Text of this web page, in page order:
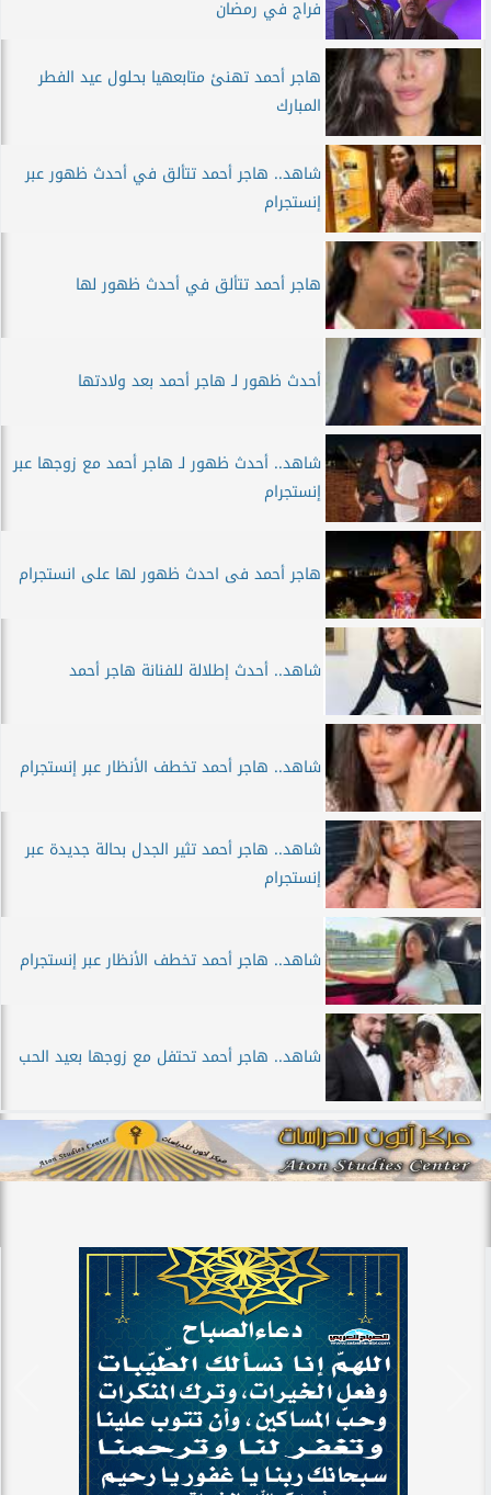
فراج في رمضان
هاجر أحمد تهنئ متابعهيا بحلول عيد الفطر
المبارك
شاهد.. هاجر أحمد تتألق في أحدث ظهور عبر
إنستجرام
هاجر أحمد تتألق في أحدث ظهور لها
أحدث ظهور لـ هاجر أحمد بعد ولادتها
شاهد.. أحدث ظهور لـ هاجر أحمد مع زوجها عبر
إنستجرام
هاجر أحمد فى احدث ظهور لها على انستجرام
شاهد.. أحدث إطلالة للفنانة هاجر أحمد
شاهد.. هاجر أحمد تخطف الأنظار عبر إنستجرام
شاهد.. هاجر أحمد تثير الجدل بحالة جديدة عبر
إنستجرام
شاهد.. هاجر أحمد تخطف الأنظار عبر إنستجرام
شاهد.. هاجر أحمد تحتفل مع زوجها بعيد الحب